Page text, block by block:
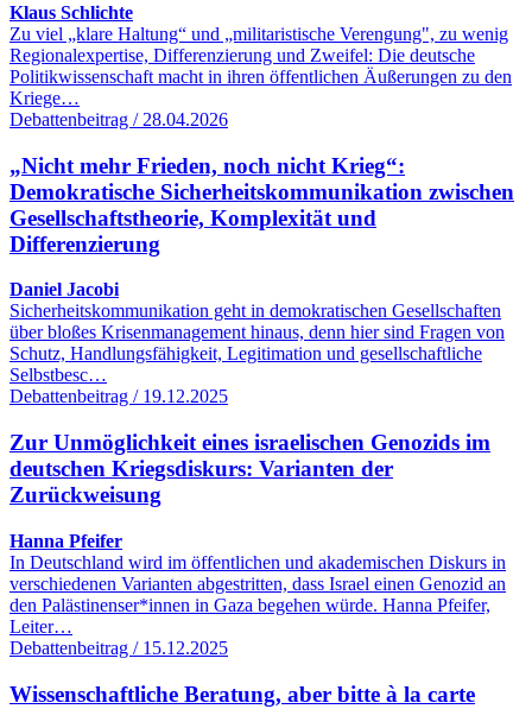
Klaus Schlichte
Zu viel „klare Haltung“ und „militaristische Verengung", zu wenig
Regionalexpertise, Differenzierung und Zweifel: Die deutsche
Politikwissenschaft macht in ihren öffentlichen Äußerungen zu den
Kriege…
Debattenbeitrag / 28.04.2026
„Nicht mehr Frieden, noch nicht Krieg“:
Demokratische Sicherheitskommunikation zwischen
Gesellschaftstheorie, Komplexität und
Differenzierung
Daniel Jacobi
Sicherheitskommunikation geht in demokratischen Gesellschaften
über bloßes Krisenmanagement hinaus, denn hier sind Fragen von
Schutz, Handlungsfähigkeit, Legitimation und gesellschaftliche
Selbstbesc…
Debattenbeitrag / 19.12.2025
Zur Unmöglichkeit eines israelischen Genozids im
deutschen Kriegsdiskurs: Varianten der
Zurückweisung
Hanna Pfeifer
In Deutschland wird im öffentlichen und akademischen Diskurs in
verschiedenen Varianten abgestritten, dass Israel einen Genozid an
den Palästinenser*innen in Gaza begehen würde. Hanna Pfeifer,
Leiter…
Debattenbeitrag / 15.12.2025
Wissenschaftliche Beratung, aber bitte à la carte